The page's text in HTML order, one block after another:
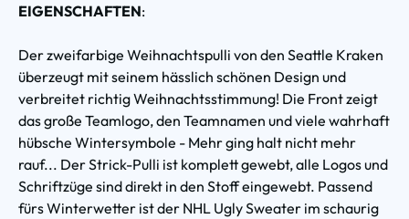
EIGENSCHAFTEN:
Der zweifarbige Weihnachtspulli von den Seattle Kraken
überzeugt mit seinem hässlich schönen Design und
verbreitet richtig Weihnachtsstimmung! Die Front zeigt
das große Teamlogo, den Teamnamen und viele wahrhaft
hübsche Wintersymbole - Mehr ging halt nicht mehr
rauf... Der Strick-Pulli ist komplett gewebt, alle Logos und
Schriftzüge sind direkt in den Stoff eingewebt. Passend
fürs Winterwetter ist der NHL Ugly Sweater im schaurig